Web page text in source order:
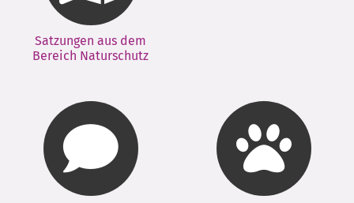
Satzungen aus dem
Bereich Naturschutz